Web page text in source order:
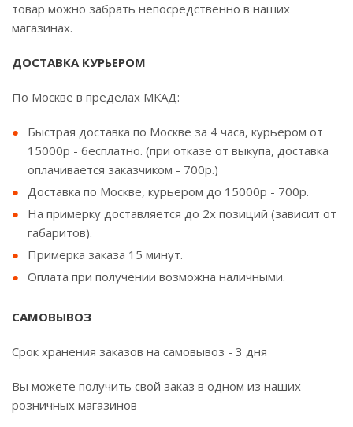
товар можно забрать непосредственно в наших
магазинах.
ДОСТАВКА КУРЬЕРОМ
По Москве в пределах МКАД:
Быстрая доставка по Москве за 4 часа, курьером от
15000р - бесплатно. (при отказе от выкупа, доставка
оплачивается заказчиком - 700р.)
Доставка по Москве, курьером до 15000р - 700р.
На примерку доставляется до 2х позиций (зависит от
габаритов).
Примерка заказа 15 минут.
Оплата при получении возможна наличными.
САМОВЫВОЗ
Срок хранения заказов на самовывоз - 3 дня
Вы можете получить свой заказ в одном из наших
розничных магазинов